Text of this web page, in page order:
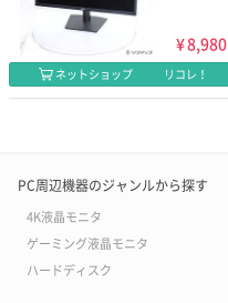
¥8,980
ネットショップ
リコレ！
PC周辺機器のジャンルから探す
4K液晶モニタ
ゲーミング液晶モニタ
ハードディスク